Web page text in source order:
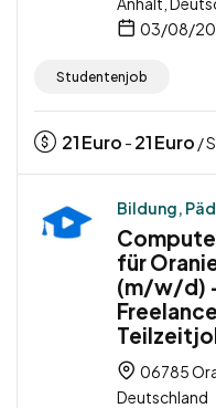
03/08/
Studentenjob
21Euro - 21Euro /
Bildung,
für
(m/w/d)
06785
Deutschland